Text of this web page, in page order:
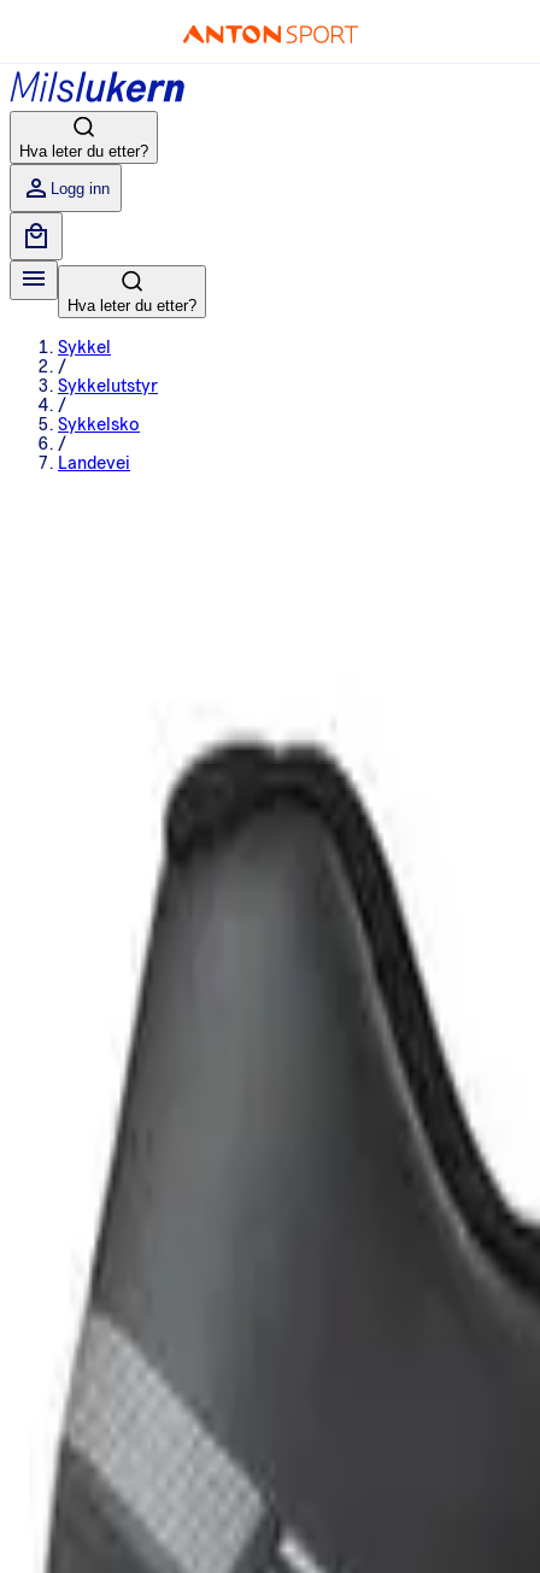
Hva leter du etter?
Logg inn
Hva leter du etter?
Sykkel
/
Sykkelutstyr
/
Sykkelsko
/
Landevei